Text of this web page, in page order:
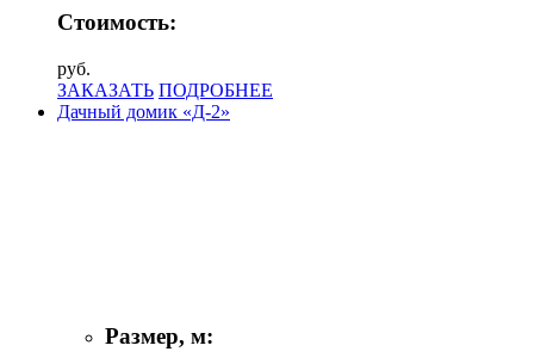
Стоимость:
руб.
ЗАКАЗАТЬ ПОДРОБНЕЕ
Дачный домик «Д-2»
Размер, м: